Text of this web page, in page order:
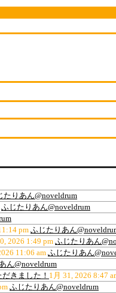
たりあん@noveldrum
ふじたりあん@noveldrum
pmふじたりあん
2026 1:49 pm ふじたりあん
11:06 amふじたりあん
ん@noveldrum
きました！ 1月 31, 2026 8:47
ふじたりあん@noveldrum